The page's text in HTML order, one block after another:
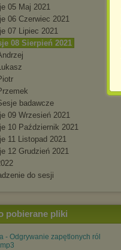
05 Maj 2021
06 Czerwiec 2021
07 Lipiec 2021
08 Sierpień 2021
badawcze
09 Wrzesień 2021
10 Październik 2021
11 Listopad 2021
12 Grudzień 2021
do sesji
pobierane pliki
- Odgrywanie zapętlonych ról